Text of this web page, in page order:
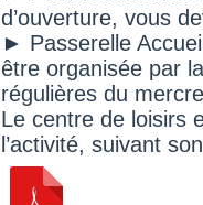
d’ouverture, vous
► Passerelle
être organisée par
régulières du
Le centre de loisirs
l’activité, suivant